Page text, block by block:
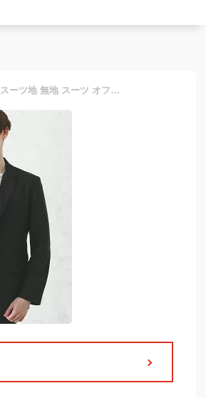
テーラードジャケット メンズ ジャケット 長袖 スーツ地 無地 スーツ オフィスカジュアル リモートテレワーク オンオフ 春 春服 秋 秋服 メンズファッション 送料無料